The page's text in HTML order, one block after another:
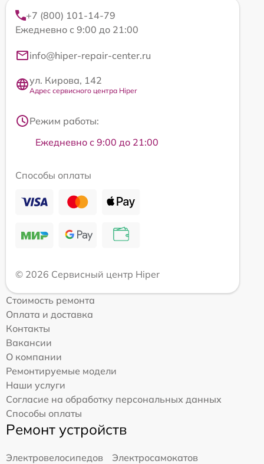
+7 (800) 101-14-79
Ежедневно с 9:00 до 21:00
info@hiper-repair-center.ru
ул. Кирова, 142
Адрес сервисного центра Hiper
Режим работы:
Ежедневно с 9:00 до 21:00
Способы оплаты
© 2026 Сервисный центр Hiper
Стоимость ремонта
Оплата и доставка
Контакты
Вакансии
О компании
Ремонтируемые модели
Наши услуги
Согласие на обработку персональных данных
Способы оплаты
Ремонт устройств
Электровелосипедов
Электросамокатов